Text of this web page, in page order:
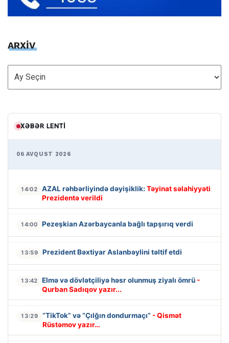
ARXİV
ARXİV
XƏBƏR LENTI
06 AVQUST 2026
14:02 AZAL rəhbərliyində dəyişiklik: Təyinat səlahiyyəti
Prezidentə verildi
14:00 Pezeşkian Azərbaycanla bağlı tapşırıq verdi
13:59 Prezident Bəxtiyar Aslanbəylini təltif etdi
13:42 Elmə və dövlətçiliyə həsr olunmuş ziyalı ömrü -
Qurban Sadıqov yazır...
13:29 “TikTok” və “Çılğın dondurmaçı” - Qismət
Rüstəmov yazır…